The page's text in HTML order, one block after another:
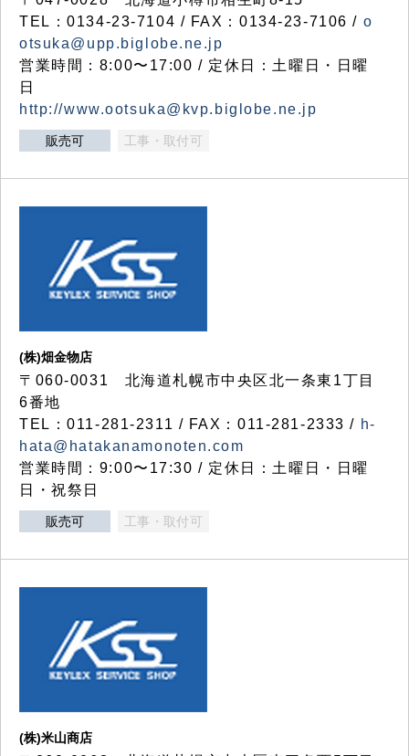
TEL：0134-23-7104 / FAX：0134-23-7106 / o
otsuka@upp.biglobe.ne.jp
営業時間：8:00〜17:00 / 定休日：土曜日・日曜
日
http://www.ootsuka@kvp.biglobe.ne.jp
販売可 工事・取付可
(株)畑金物店
〒060-0031 北海道札幌市中央区北一条東1丁目
6番地
TEL：011-281-2311 / FAX：011-281-2333 / h-
hata@hatakanamonoten.com
営業時間：9:00〜17:30 / 定休日：土曜日・日曜
日・祝祭日
販売可 工事・取付可
(株)米山商店